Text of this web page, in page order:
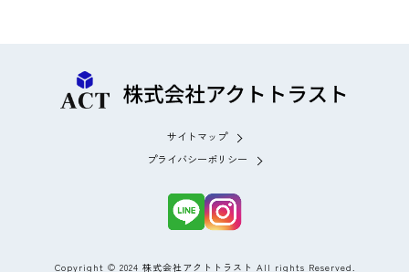
サイトマップ
プライバシーポリシー
Copyright © 2024 株式会社アクトトラスト All rights Reserved.